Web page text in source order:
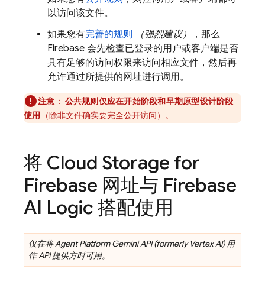
以访问该文件。
如果您有完善的规则 （强烈建议）
，那么
Firebase 会先检查已登录的用户或客户端是否
具有足够的访问权限来访问相应文件，然后再
允许通过所提供的网址进行调用。
注意 ： 公共规则仅应在开始阶段和早期原型设计阶段
使用 （除非文件确实要完全公开访问）。
将 Cloud Storage for
Firebase 网址与 Firebase
AI Logic 搭配使用
仅在将Agent PlatformGemini API (formerly Vertex AI)用
作 API 提供方时可用。